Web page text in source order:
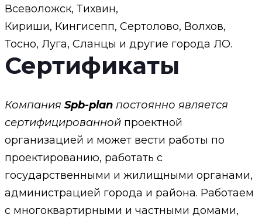
Всеволожск, Тихвин,
Кириши, Кингисепп, Сертолово, Волхов,
Тосно, Луга, Сланцы и другие города ЛО.
Сертификаты
Компания Spb-plan постоянно является
сертифицированной проектной
организацией и может вести работы по
проектированию, работать с
государственными и жилищными органами,
администрацией города и района. Работаем
с многоквартирными и частными домами,